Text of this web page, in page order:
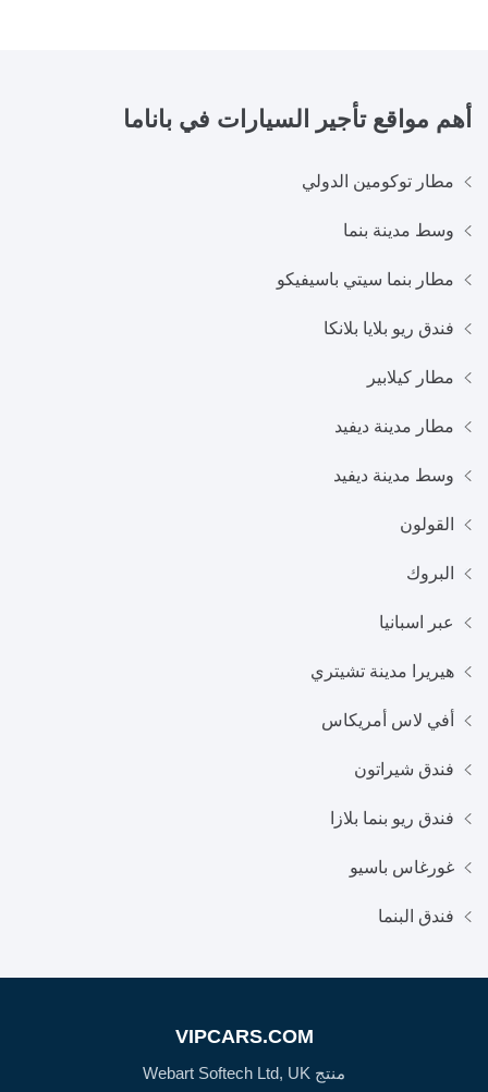
أهم مواقع تأجير السيارات في باناما
مطار توكومين الدولي
وسط مدينة بنما
مطار بنما سيتي باسيفيكو
فندق ريو بلايا بلانكا
مطار كيلابير
مطار مدينة ديفيد
وسط مدينة ديفيد
القولون
البروك
عبر اسبانيا
هيريرا مدينة تشيتري
أفي لاس أمريكاس
فندق شيراتون
فندق ريو بنما بلازا
غورغاس باسيو
فندق البنما
VIPCARS.COM
منتج Webart Softech Ltd, UK